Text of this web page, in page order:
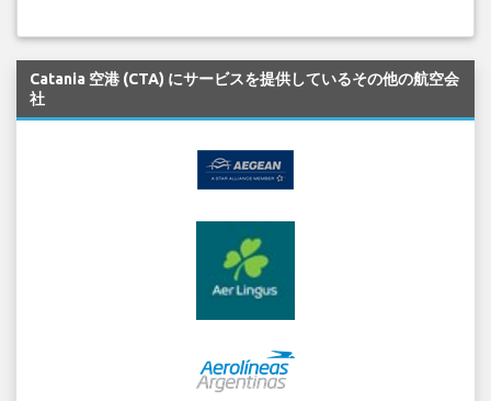
Catania 空港 (CTA) にサービスを提供しているその他の航空会
社